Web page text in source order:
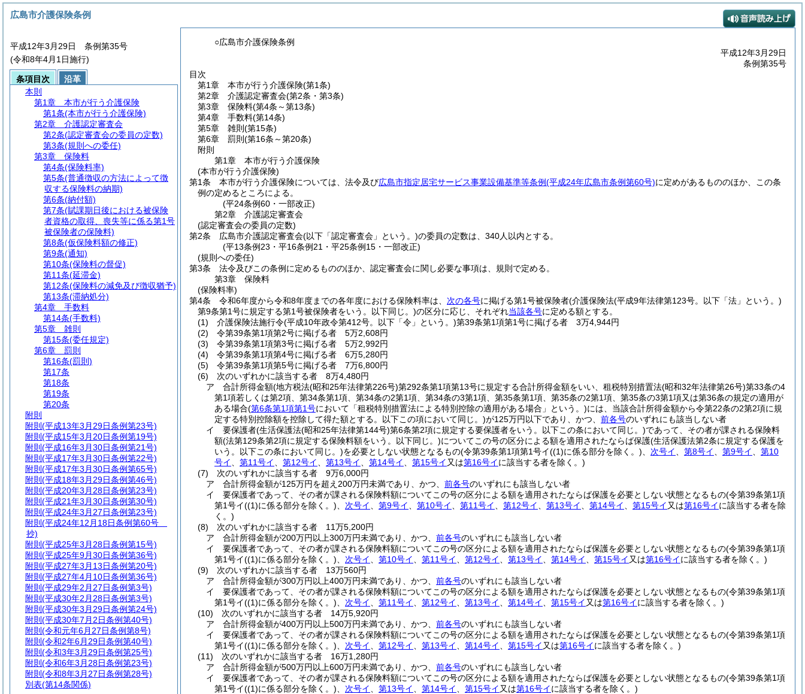
○広島市介護保険条例
平成12年3月29日
条例第35号
目次
第1章
本市が行う介護保険(第1条)
第2章
介護認定審査会(第2条・第3条)
第3章
保険料(第4条～第13条)
第4章
手数料(第14条)
第5章
雑則 (第15条)
第6章
罰則 (第16条～第20条)
附則
第1章
本市が行う介護保険
(本市が行う介護保険)
第1条
本市が行う介護保険については、法令及び広島市指定居宅サービス事業設備基準等条例(平成24年広島市条例第60号)に定めがあるもののほか、この条
例の定めるところによる。
(平24条例60・一部改正)
第2章
介護認定審査会
(認定審査会の委員の定数)
第2条
広島市介護認定審査会(以下「認定審査会」という。)の委員の定数は、340人以内とする。
(平13条例23・平16条例21・平25条例15・一部改正)
(規則への委任)
第3条
法令及びこの条例に定めるもののほか、認定審査会に関し必要な事項は、規則で定める。
第3章
保険料
(保険料率)
第4条
令和6年度から令和8年度までの各年度における保険料率は、 次の各号に掲げる第1号被保険者(介護保険法(平成9年法律第123号。以下「法」という。)
第9条第1号に規定する第1号被保険者をいう。以下同じ。)の区分に応じ、それぞれ当該各号に定める額とする。
(1)
介護保険法施行令(平成10年政令第412号。以下「令」という。)第39条第1項第1号に掲げる者 3万4,944円
(2)
令第39条第1項第2号に掲げる者 5万2,608円
(3)
令第39条第1項第3号に掲げる者 5万2,992円
(4)
令第39条第1項第4号に掲げる者 6万5,280円
(5)
令第39条第1項第5号に掲げる者 7万6,800円
(6)
次のいずれかに該当する者 8万4,480円
ア
合計所得金額(地方税法(昭和25年法律第226号)第292条第1項第13号に規定する合計所得金額をいい、租税特別措置法(昭和32年法律第26号)第33条の4
第1項若しくは第2項、第34条第1項、第34条の2第1項、第34条の3第1項、第35条第1項、第35条の2第1項、第35条の3第1項又は第36条の規定の適用が
ある場合(第6条第1項第1号において「租税特別措置法による特別控除の適用がある場合」という。)には、当該合計所得金額から令第22条の2第2項に規
定する特別控除額を控除して得た額とする。以下この項において同じ。)が125万円以下であり、かつ、 前各号のいずれにも該当しない者
イ
要保護者(生活保護法(昭和25年法律第144号)第6条第2項に規定する要保護者をいう。以下この条において同じ。)であって、その者が課される保険料
額(法第129条第2項に規定する保険料額をいう。以下同じ。)についてこの号の区分による額を適用されたならば保護(生活保護法第2条に規定する保護を
いう。以下この条において同じ。)を必要としない状態となるもの(令第39条第1項第1号イ((1)に係る部分を除く。) 次号イ 第8号イ 第9号イ
第10
号イ
第11号イ 第12号イ 第13号イ 第14号イ 第15号イ 又は第16号イに該当する者を除く。)
(7)
次のいずれかに該当する者 9万6,000円
ア
合計所得金額が125万円を超え200万円未満であり、かつ、 前各号のいずれにも該当しない者
イ
要保護者であって、その者が課される保険料額についてこの号の区分による額を適用されたならば保護を必要としない状態となるもの(令第39条第1項
第1号イ((1)に係る部分を除く。) 次号イ 第9号イ 第10号イ 第11号イ 第12号イ 第13号イ 第14号イ 第15号イ 又は第16号イに該当する者を除
く。)
(8)
次のいずれかに該当する者 11万5,200円
ア
合計所得金額が200万円以上300万円未満であり、かつ、 前各号のいずれにも該当しない者
イ
要保護者であって、その者が課される保険料額についてこの号の区分による額を適用されたならば保護を必要としない状態となるもの(令第39条第1項
第1号イ((1)に係る部分を除く。) 次号イ 第10号イ 第11号イ 第12号イ 第13号イ 第14号イ 第15号イ 又は第16号イに該当する者を除く。)
(9)
次のいずれかに該当する者 13万560円
ア
合計所得金額が300万円以上400万円未満であり、かつ、 前各号のいずれにも該当しない者
イ
要保護者であって、その者が課される保険料額についてこの号の区分による額を適用されたならば保護を必要としない状態となるもの(令第39条第1項
第1号イ((1)に係る部分を除く。) 次号イ 第11号イ 第12号イ 第13号イ 第14号イ 第15号イ 又は第16号イに該当する者を除く。)
(10)
次のいずれかに該当する者 14万5,920円
ア
合計所得金額が400万円以上500万円未満であり、かつ、 前各号のいずれにも該当しない者
イ
要保護者であって、その者が課される保険料額についてこの号の区分による額を適用されたならば保護を必要としない状態となるもの(令第39条第1項
第1号イ((1)に係る部分を除く。) 次号イ 第12号イ 第13号イ 第14号イ 第15号イ 又は第16号イに該当する者を除く。)
(11)
次のいずれかに該当する者 16万1,280円
ア
合計所得金額が500万円以上600万円未満であり、かつ、 前各号のいずれにも該当しない者
イ
要保護者であって、その者が課される保険料額についてこの号の区分による額を適用されたならば保護を必要としない状態となるもの(令第39条第1項
第1号イ((1)に係る部分を除く。) 次号イ 第13号イ 第14号イ 第15号イ 又は第16号イに該当する者を除く。)
広島市介護保険条例
平成12年3月29日 条例第35号
(令和8年4月1日施行)
条項目次
沿革
本則
第1章
本市が行う介護保険
第1条(本市が行う介護保険)
第2章
介護認定審査会
第2条(認定審査会の委員の定数)
第3条(規則への委任)
第3章
保険料
第4条(保険料率)
第5条(普通徴収の方法によって徴
収する保険料の納期)
第6条(納付額)
第7条(賦課期日後における被保険
者資格の取得、喪失等に係る第1号
被保険者の保険料)
第8条(仮保険料額の修正)
第9条(通知)
第10条(保険料の督促)
第11条(延滞金)
第12条(保険料の減免及び徴収猶予)
第13条(滞納処分)
第4章
手数料
第14条(手数料)
第5章
雑則
第15条(委任規定)
第6章
罰則
第16条(罰則)
第17条
第18条
第19条
第20条
附則
附則 (平成13年3月29日条例第23号)
附則 (平成15年3月20日条例第19号)
附則 (平成16年3月30日条例第21号)
附則 (平成17年3月30日条例第22号)
附則 (平成17年3月30日条例第65号)
附則 (平成18年3月29日条例第46号)
附則 (平成20年3月28日条例第23号)
附則 (平成21年3月30日条例第30号)
附則 (平成24年3月27日条例第23号)
附則 (平成24年12月18日条例第60号
抄)
附則 (平成25年3月28日条例第15号)
附則 (平成25年9月30日条例第36号)
附則 (平成27年3月13日条例第20号)
附則 (平成27年4月10日条例第36号)
附則 (平成29年2月27日条例第3号)
附則 (平成30年2月28日条例第3号)
附則 (平成30年3月29日条例第24号)
附則 (平成30年7月2日条例第40号)
附則 (令和元年6月27日条例第8号)
附則 (令和2年6月29日条例第40号)
附則 (令和3年3月29日条例第25号)
附則 (令和6年3月28日条例第23号)
附則 (令和8年3月27日条例第28号)
別表(第14条関係)